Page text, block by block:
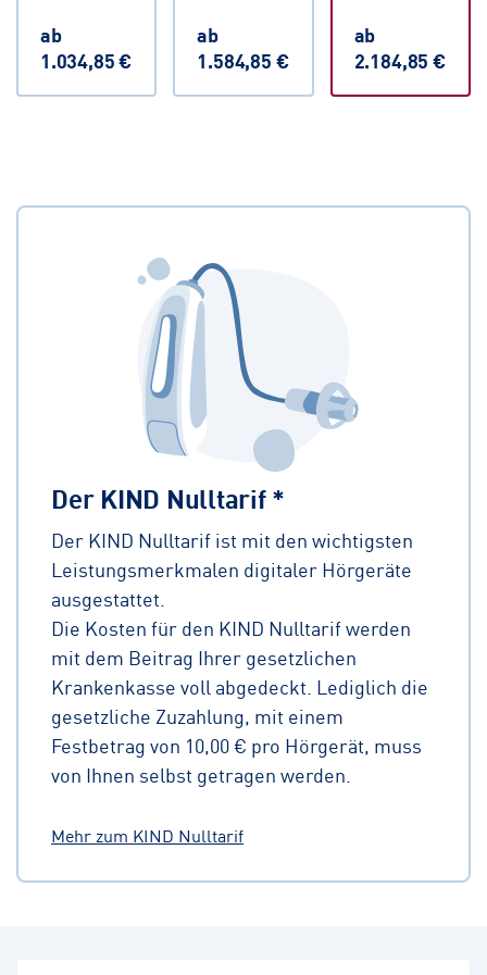
ab
1.034,85 €
ab
1.584,85 €
ab
2.184,85 €
Der KIND Nulltarif *
Der KIND Nulltarif ist mit den wichtigsten
Leistungsmerkmalen digitaler Hörgeräte
ausgestattet.
Die Kosten für den KIND Nulltarif werden
mit dem Beitrag Ihrer gesetzlichen
Krankenkasse voll abgedeckt. Lediglich die
gesetzliche Zuzahlung, mit einem
Festbetrag von 10,00 € pro Hörgerät, muss
von Ihnen selbst getragen werden.
Mehr zum KIND Nulltarif